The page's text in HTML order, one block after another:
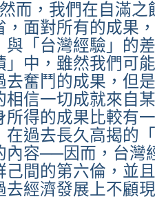
然而，我們在自滿
，面對所有的成果
與「台灣經驗」的
」中，雖然我們可
去奮鬥的成果，但
相信一切成就來自
所得的成果比較有
在過去長久高揭的
內容──因而，台灣
己間的第六倫，並
去經濟發展上不顧